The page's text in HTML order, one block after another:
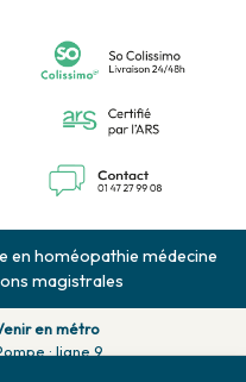
en homéopathie médecine
magistrales
en métro
: ligne 9.